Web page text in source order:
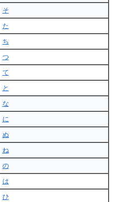
そ
た
ち
つ
て
と
な
に
ぬ
ね
の
は
ひ